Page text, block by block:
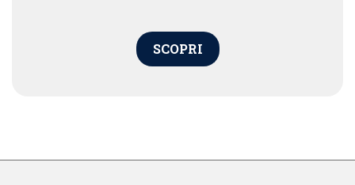
SCOPRI